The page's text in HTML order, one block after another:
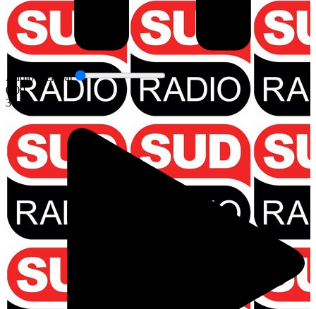
Audio seek bar
0:00
31:24